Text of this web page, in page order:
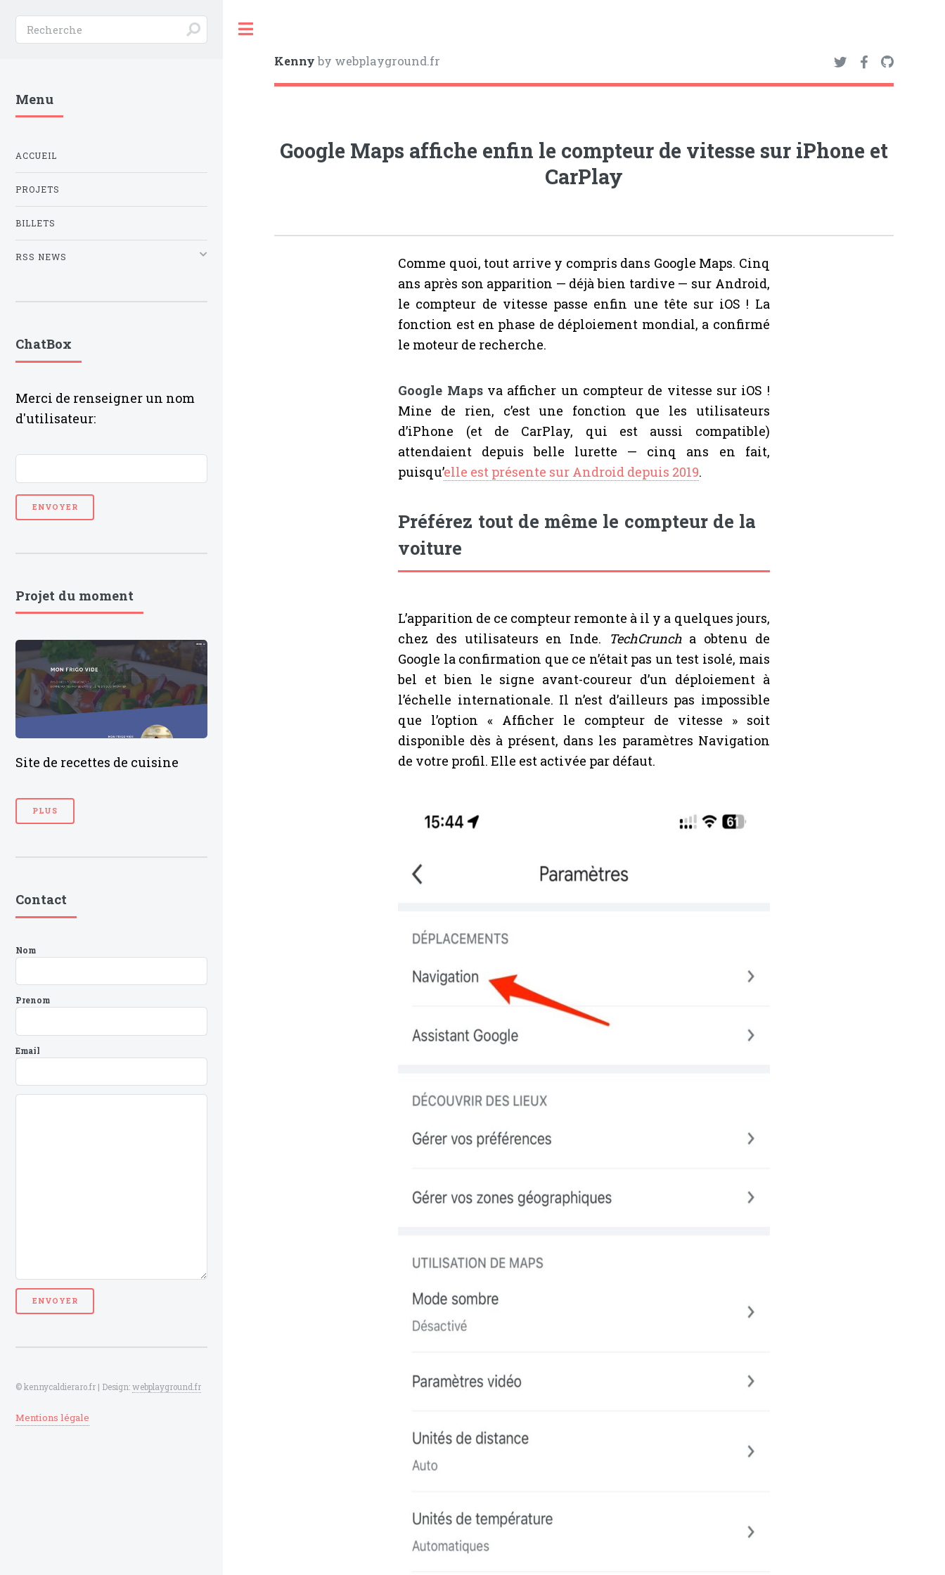
Kennyby webplayground.fr
Google Maps affiche enfin le compteur de vitesse sur iPhone et
CarPlay
Comme quoi, tout arrive y compris dans Google Maps. Cinq
ans après son apparition — déjà bien tardive — sur Android,
le compteur de vitesse passe enfin une tête sur iOS ! La
fonction est en phase de déploiement mondial, a confirmé
le moteur de recherche.
Google Mapsva afficher un compteur de vitesse sur iOS !
Mine de rien, c’est une fonction que les utilisateurs
d’iPhone (et de CarPlay, qui est aussi compatible)
attendaient depuis belle lurette — cinq ans en fait,
puisqu’elle est présente sur Android depuis 2019.
Préférez tout de même le compteur de la
voiture
L’apparition de ce compteur remonte à il y a quelques jours,
chez des utilisateurs en Inde.
TechCruncha obtenu de
Google la confirmation que ce n’était pas un test isolé, mais
bel et bien le signe avant-coureur d’un déploiement à
l’échelle internationale. Il n’est d’ailleurs pas impossible
que l’option « Afficher le compteur de vitesse » soit
disponible dès à présent, dans les paramètres Navigation
de votre profil. Elle est activée par défaut.
Menu
ACCUEIL
PROJETS
BILLETS
RSS NEWS
ChatBox
Merci de renseigner un nom
d'utilisateur:
Projet du moment
Site de recettes de cuisine
PLUS
Contact
Nom
Prenom
Email
© kennycaldieraro.fr | Design: webplayground.fr
Mentions légale